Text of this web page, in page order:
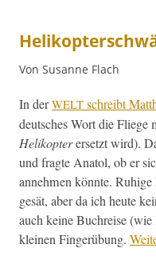
Von Susanne Flach
In derWELT schreibt
deutsches Wort die Fliege
Helikoptererset­zt wird).
und fragte Ana­tol, ob er
annehmen kön­nte.
gesät, aber da ich heute
auch keine Buchreise
kleinen Fin­gerübung.